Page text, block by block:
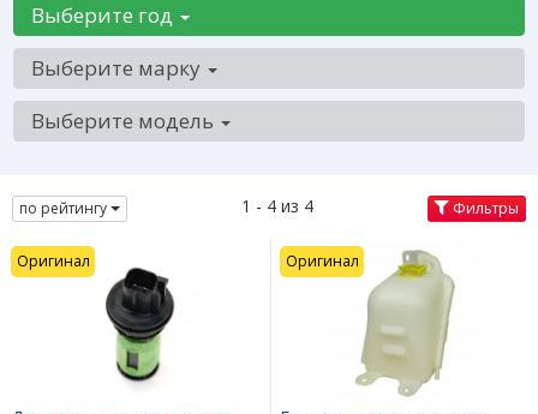
Выберите год
Выберите марку
Выберите модель
по рейтингу 1 - 4 из 4 Фильтры
Оригинал Оригинал